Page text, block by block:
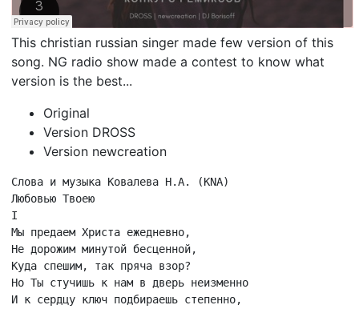
This christian russian singer made few version of this
song. NG radio show made a contest to know what
version is the best...
Original
Version DROSS
Version newcreation
Слова и музыка Ковалева Н.А. (KNA)
Любовью Твоею
I
Мы предаем Христа ежедневно,
Не дорожим минутой бесценной,
Куда спешим, так пряча взор?
Но Ты стучишь к нам в дверь неизменно
И к сердцу ключ подбираешь степенно,